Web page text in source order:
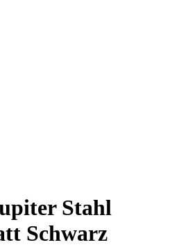
Stahl
Schwarz